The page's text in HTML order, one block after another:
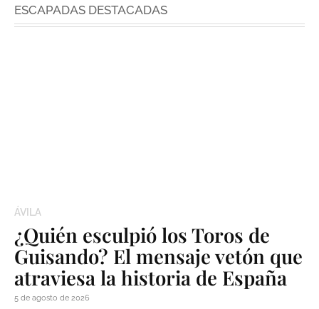
ESCAPADAS DESTACADAS
ÁVILA
¿Quién esculpió los Toros de
Guisando? El mensaje vetón que
atraviesa la historia de España
5 de agosto de 2026